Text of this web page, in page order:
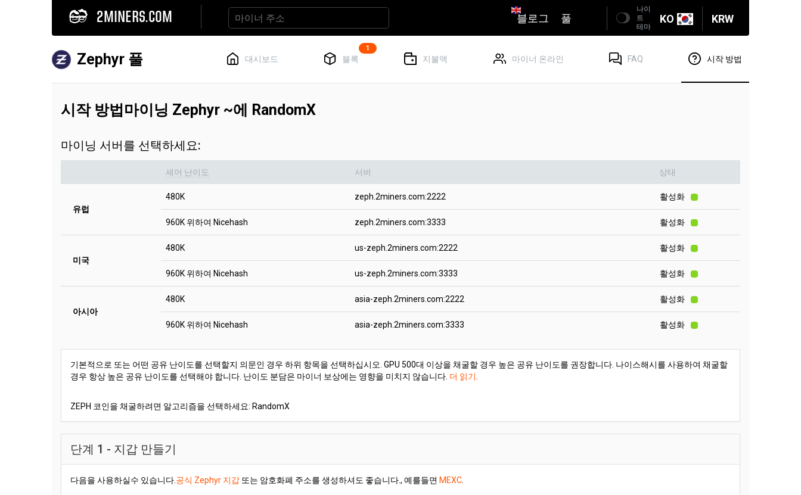
2MINERS.COM KO KRW
블로그 풀
나이
트
테마
Zephyr 풀 대시보드 블록
1
지불액 마이너 온라인 FAQ 시작 방법
시작 방법마이닝 Zephyr ~에 RandomX
마이닝 서버를 선택하세요:
셰어 난이도 서버 상태
유럽
480K zeph.2miners.com:2222 활성화
960K 위하여 Nicehash zeph.2miners.com:3333 활성화
미국
480K us-zeph.2miners.com:2222 활성화
960K 위하여 Nicehash us-zeph.2miners.com:3333 활성화
아시아
480K asia-zeph.2miners.com:2222 활성화
960K 위하여 Nicehash asia-zeph.2miners.com:3333 활성화
기본적으로 또는 어떤 공유 난이도를 선택할지 의문인 경우 하위 항목을 선택하십시오. GPU 500대 이상을 채굴할 경우 높은 공유 난이도를 권장합니다. 나이스해시를 사용하여 채굴할
경우 항상 높은 공유 난이도를 선택해야 합니다. 난이도 분담은 마이너 보상에는 영향을 미치지 않습니다. 더 읽기
ZEPH 코인을 채굴하려면 알고리즘을 선택하세요: RandomX
단계 1 - 지갑 만들기
다음을 사용하실수 있습니다. 공식 Zephyr 지갑 또는 암호화폐 주소를 생성하셔도 좋습니다., 예를들면 MEXC